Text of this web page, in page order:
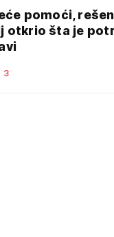
pomoći,
otkrio šta je
3